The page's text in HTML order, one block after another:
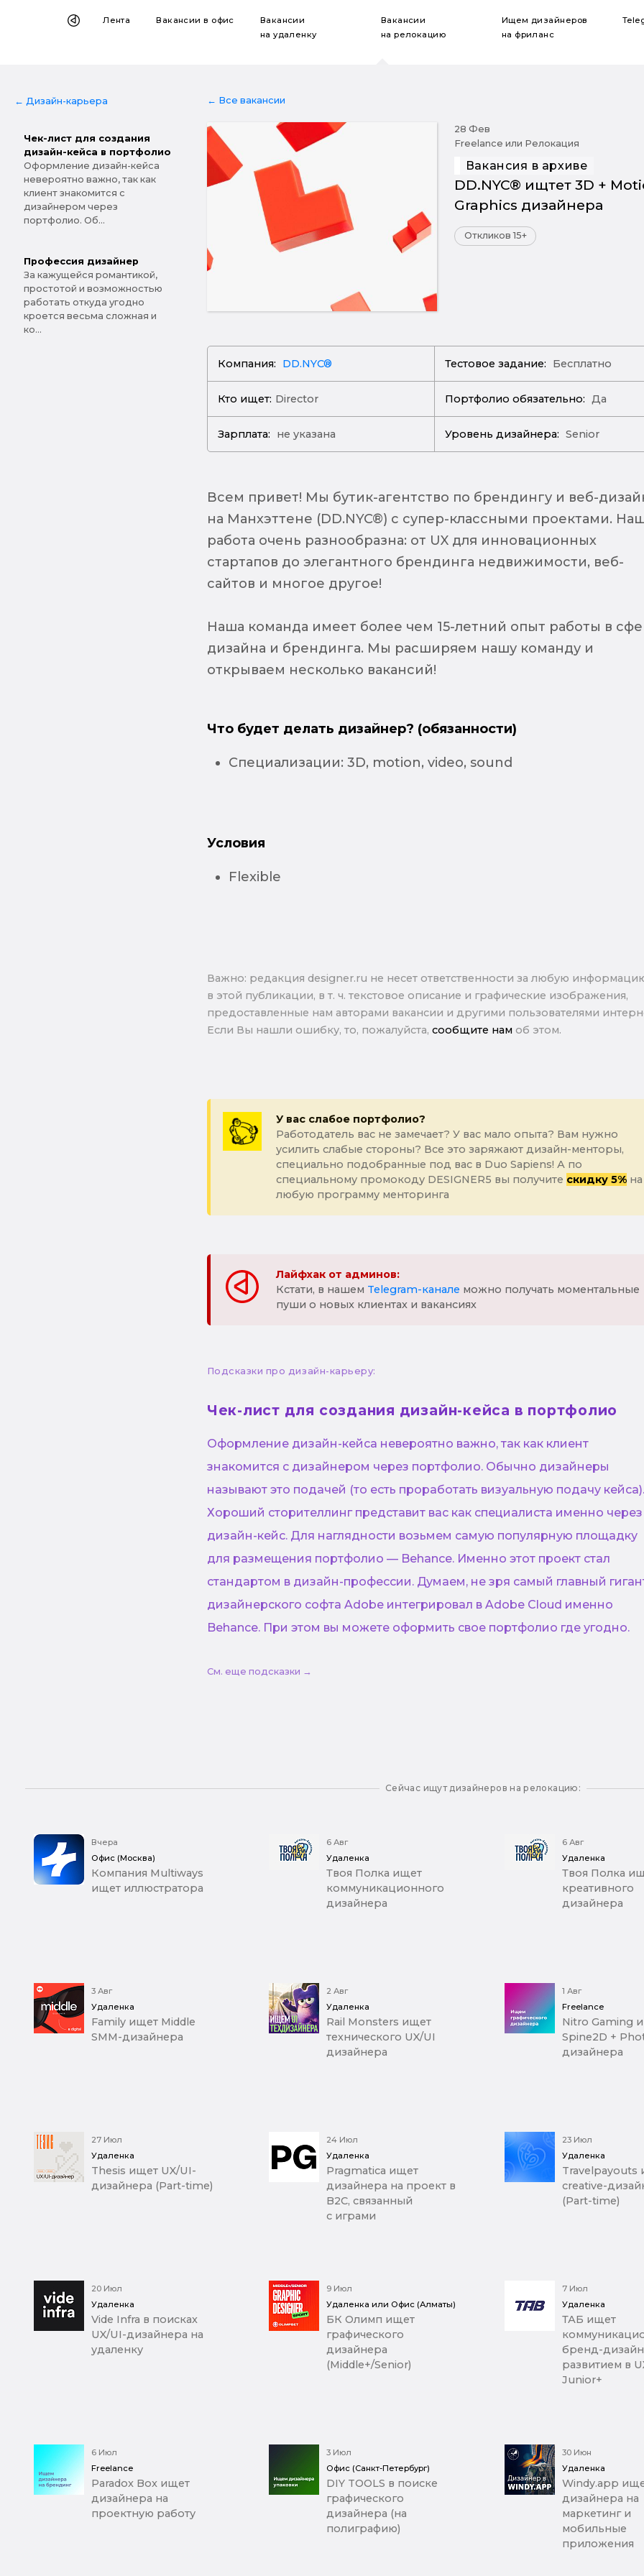
Лента Вакансиив офис
Вакансии
на удаленку
Вакансии
на релокацию
Ищем дизайнеров
на фриланс
← Дизайн-карьера
Чек-лист для создания
дизайн-кейса в портфолио
Оформление дизайн-кейса
невероятно важно, так как
клиент знакомится с
дизайнером через
портфолио. Об...
Профессия дизайнер
За кажущейся романтикой,
простотой и возможностью
работать откуда угодно
кроется весьма сложная и
ко...
← Все вакансии
28 Фев
Freelance или Релокация
Вакансия в архиве
DD.NYC® ищтет 3D +
Graphics дизайнера
Откликов 15+
Компания: DD.NYC® Тестовое задание: Бесплатно
Кто ищет: Director Портфолио обязательно: Да
Зарплата: не указана Уровень дизайнера: Senior
Всем привет! Мы бутик-агентство по брендингу и веб-
на Манхэттене (DD.NYC®) с супер-классными проектами.
работа очень разнообразна: от UX для инновационных
стартапов до элегантного брендинга недвижимости, веб-
сайтов и многое другое!
Наша команда имеет более чем 15-летний опыт работы в
дизайна и брендинга. Мы расширяем нашу команду и
открываем несколько вакансий!
Что будет делать дизайнер? (обязанности)
Специализации: 3D, motion, video, sound
Условия
Flexible
Важно: pедакция designer.ru не несет ответственности за любую
в этой публикации, в т. ч. текстовое описание и графические изображения,
предоставленные нам авторами вакансии и другими пользователями
Если Вы нашли ошибку, то, пожалуйста, сообщите нам об этом.
У вас слабое портфолио?
Работодатель вас не замечает? У вас мало опыта? Вам нужно
усилить слабые стороны? Все это заряжают дизайн-менторы,
специально подобранные под вас в Duo Sapiens! А по
специальному промокоду DESIGNER5 вы получите скидку 5%на
любую программу менторинга
Лайфхак от админов:
Кстати, в нашем Telegram-канале можно получать моментальные
пуши о новых клиентах и вакансиях
Подсказки про дизайн-карьеру:
Чек-лист для создания дизайн-кейса в портфолио
Оформление дизайн-кейса невероятно важно, так как клиент
знакомится с дизайнером через портфолио. Обычно дизайнеры
называют это подачей (то есть проработать визуальную подачу кейса).
Хороший сторителлинг представит вас как специалиста именно через
дизайн-кейс. Для наглядности возьмем самую популярную площадку
для размещения портфолио — Behance. Именно этот проект стал
стандартом в дизайн-профессии. Думаем, не зря самый главный
дизайнерского софта Adobe интегрировал в Adobe Cloud именно
Behance. При этом вы можете оформить свое портфолио где угодно.
См. еще подсказки →
Сейчас ищут дизайнеров на релокацию:
Вчера
Офис (Москва)
Компания Multiways
ищет иллюстратора
6 Авг
Удаленка
Твоя Полка ищет
коммуникационного
дизайнера
6 Авг
Удаленка
Твоя Полка
креативного
дизайнера
3 Авг
Удаленка
Family ищет Middle
SMM-дизайнера
2 Авг
Удаленка
Rail Monsters ищет
технического UX/UI
дизайнера
1 Авг
Freelance
Nitro Gaming
Spine2D +
дизайнера
27 Июл
Удаленка
Thesis ищет UX/UI-
дизайнера (Part-time)
24 Июл
Удаленка
Pragmatica ищет
дизайнера на проект в
B2C, связанный
с играми
23 Июл
Удаленка
Travelpayouts
creative-
(Part-time)
20 Июл
Удаленка
Vide Infra в поисках
UX/UI-дизайнера на
удаленку
9 Июл
Удаленка или Офис (Алматы)
БК Олимп ищет
графического
дизайнера
(Middle+/Senior)
7 Июл
Удаленка
ТАБ ищет
бренд-
развитием в
Junior+
6 Июл
Freelance
Paradox Box ищет
дизайнера на
проектную работу
3 Июл
Офис (Санкт-Петербург)
DIY TOOLS в поиске
графического
дизайнера (на
полиграфию)
30 Июн
Удаленка
Windy.app
дизайнера на
маркетинг и
мобильные
приложения